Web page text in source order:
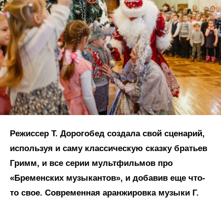
Режиссер Т. Дорогобед создала свой сценарий,
используя и саму классическую сказку братьев
Гримм, и все серии мультфильмов про
«Бременских музыкантов», и добавив еще что-
то свое. Современная аранжировка музыки Г.